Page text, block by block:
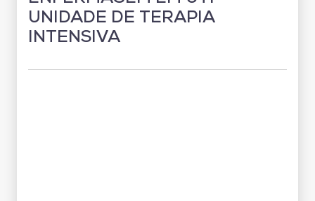
UNIDADE DE TERAPIA
INTENSIVA